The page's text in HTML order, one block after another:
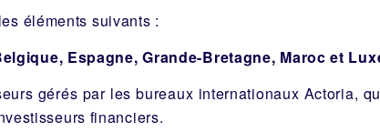
éléments suivants :
Espagne, Grande-Bretagne, Maroc et
gérés par les bureaux internationaux Actoria,
financiers.